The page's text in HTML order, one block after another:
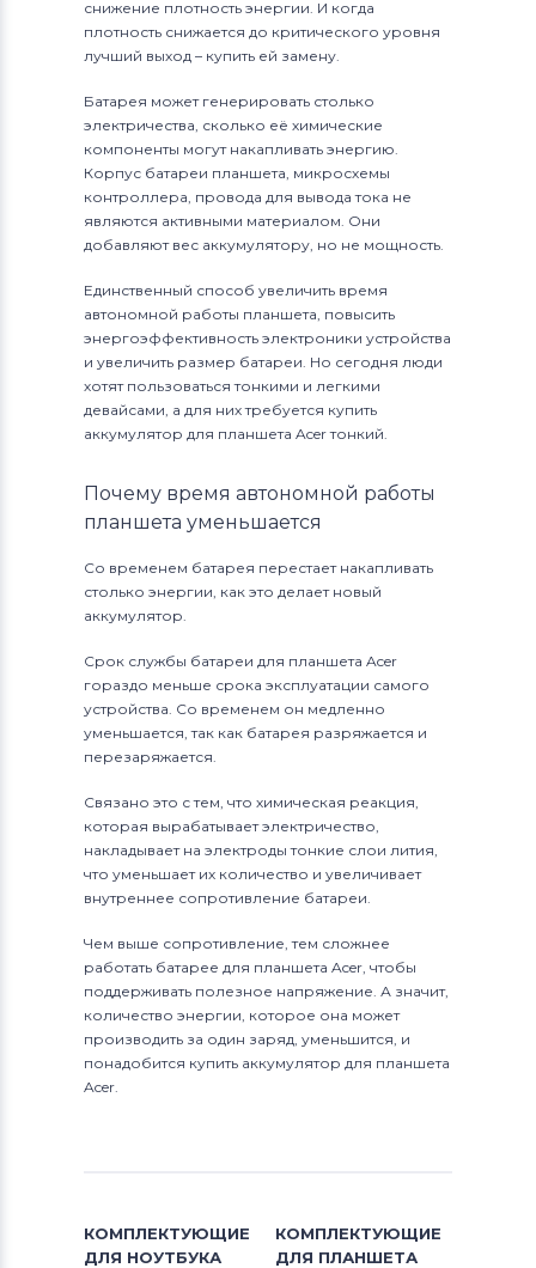
снижение плотность энергии. И когда
плотность снижается до критического уровня
лучший выход – купить ей замену.
Батарея может генерировать столько
электричества, сколько её химические
компоненты могут накапливать энергию.
Корпус батареи планшета, микросхемы
контроллера, провода для вывода тока не
являются активными материалом. Они
добавляют вес аккумулятору, но не мощность.
Единственный способ увеличить время
автономной работы планшета, повысить
энергоэффективность электроники устройства
и увеличить размер батареи. Но сегодня люди
хотят пользоваться тонкими и легкими
девайсами, а для них требуется купить
аккумулятор для планшета Acer тонкий.
Почему время автономной работы
планшета уменьшается
Со временем батарея перестает накапливать
столько энергии, как это делает новый
аккумулятор.
Срок службы батареи для планшета Acer
гораздо меньше срока эксплуатации самого
устройства. Со временем он медленно
уменьшается, так как батарея разряжается и
перезаряжается.
Связано это с тем, что химическая реакция,
которая вырабатывает электричество,
накладывает на электроды тонкие слои лития,
что уменьшает их количество и увеличивает
внутреннее сопротивление батареи.
Чем выше сопротивление, тем сложнее
работать батарее для планшета Acer, чтобы
поддерживать полезное напряжение. А значит,
количество энергии, которое она может
производить за один заряд, уменьшится, и
понадобится купить аккумулятор для планшета
Acer.
КОМПЛЕКТУЮЩИЕ
ДЛЯ НОУТБУКА
КОМПЛЕКТУЮЩИЕ
ДЛЯ ПЛАНШЕТА